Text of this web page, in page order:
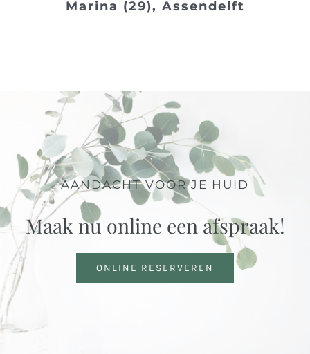
Marina (29), Assendelft
AANDACHT VOOR JE HUID
Maak nu online een afspraak!
ONLINE RESERVEREN